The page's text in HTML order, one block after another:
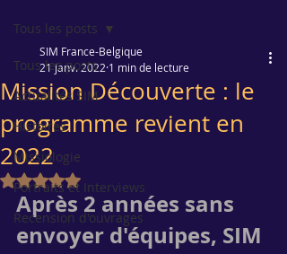
Tous les posts
Actualités SIM
Histoires
Missiologie
Portraits et Interviews
Recension d'ouvrages
Tous les posts
Mission Découverte : le
programme revient en
2022
SIM France-Belgique
21 janv. 2022 1 min de lecture
Noté NaN étoiles sur 5.
Après 2 années sans
envoyer d'équipes, SIM